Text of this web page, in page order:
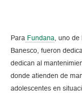
Para Fundana, uno de
Banesco, fueron
dedican al
donde atienden de
adolescentes en